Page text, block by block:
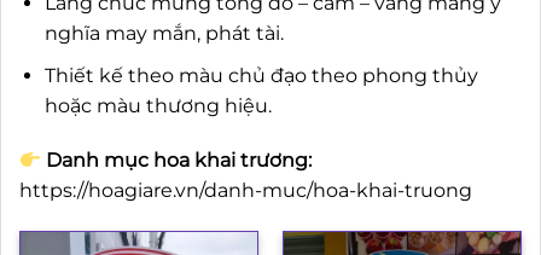
nghĩa may mắn, phát tài.
Thiết kế theo màu chủ đạo theo phong thủy
hoặc màu thương hiệu.
Danh mục hoa khai trương:
https://hoagiare.vn/danh-muc/hoa-khai-truong